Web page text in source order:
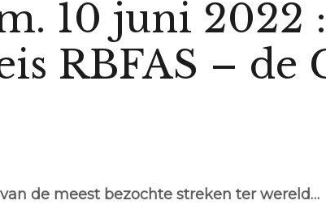
10 juni 2022 :
RBFAS – de
de meest bezochte streken ter wereld…